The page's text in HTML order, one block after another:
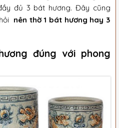
đủ 3 bát hương. Đây cũng
nên thờ 1 bát hương hay 3
đúng với phong